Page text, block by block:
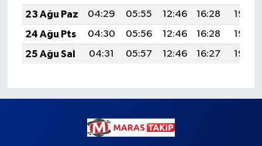
23 Ağu Paz
04:29 05:55 12:46 16:28
19:28
24 Ağu Pts
04:30 05:56 12:46 16:28
19:27
25 Ağu Sal
04:31 05:57 12:46 16:27 19:25